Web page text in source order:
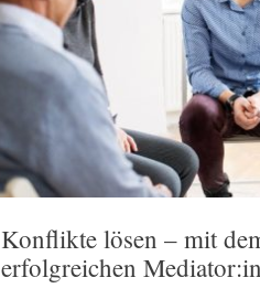
Konflikte lösen – mit
erfolgreichen Mediator:in